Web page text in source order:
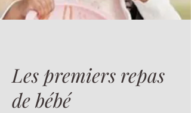
Les premiers repas
de bébé